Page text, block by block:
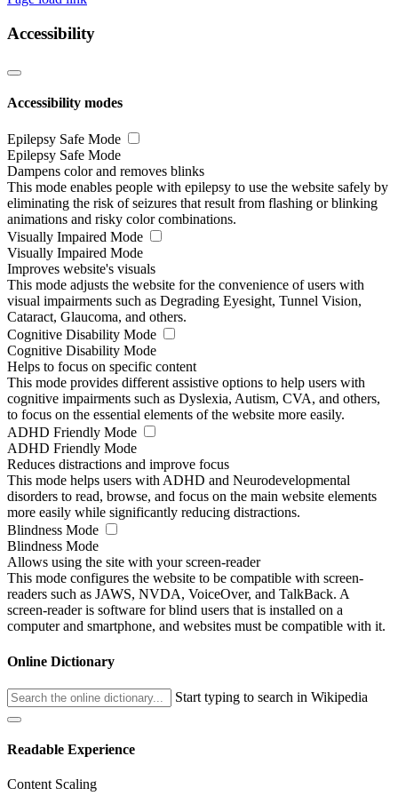
Accessibility
Accessibility modes
Epilepsy Safe Mode
Epilepsy Safe Mode
Dampens color and removes blinks
This mode enables people with epilepsy to use the website safely by
eliminating the risk of seizures that result from flashing or blinking
animations and risky color combinations.
Visually Impaired Mode
Visually Impaired Mode
Improves website's visuals
This mode adjusts the website for the convenience of users with
visual impairments such as Degrading Eyesight, Tunnel Vision,
Cataract, Glaucoma, and others.
Cognitive Disability Mode
Cognitive Disability Mode
Helps to focus on specific content
This mode provides different assistive options to help users with
cognitive impairments such as Dyslexia, Autism, CVA, and others,
to focus on the essential elements of the website more easily.
ADHD Friendly Mode
ADHD Friendly Mode
Reduces distractions and improve focus
This mode helps users with ADHD and Neurodevelopmental
disorders to read, browse, and focus on the main website elements
more easily while significantly reducing distractions.
Blindness Mode
Blindness Mode
Allows using the site with your screen-reader
This mode configures the website to be compatible with screen-
readers such as JAWS, NVDA, VoiceOver, and TalkBack. A
screen-reader is software for blind users that is installed on a
computer and smartphone, and websites must be compatible with it.
Online Dictionary
Start typing to search in Wikipedia
Readable Experience
Content Scaling